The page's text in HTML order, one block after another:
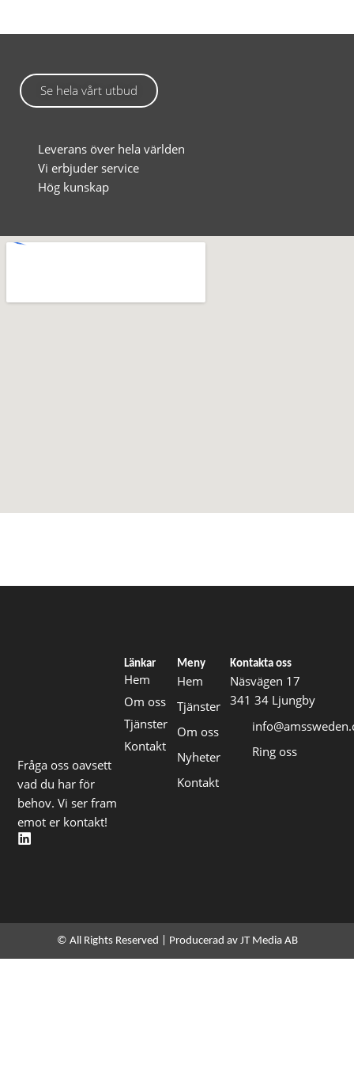
Se hela vårt utbud
Leverans över hela världen
Vi erbjuder service
Hög kunskap
Fråga oss oavsett
vad du har för
behov. Vi ser fram
emot er kontakt!
L
i
Meny
Hem
Tjänster
Om oss
Nyheter
Kontakt
Länkar
Hem
Om oss
Tjänster
Kontakt
Kontakta oss
Näsvägen 17
341 34 Ljungby
Ring oss
© All Rights Reserved | Producerad av JT Media AB